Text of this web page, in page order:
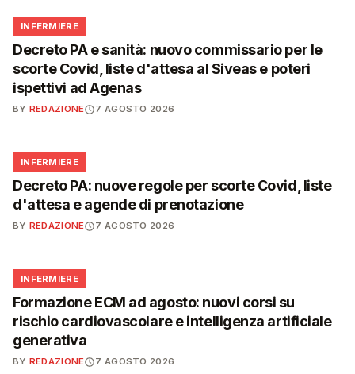
🩺
INFERMIERE
Decreto PA e sanità: nuovo commissario per le
scorte Covid, liste d'attesa al Siveas e poteri
ispettivi ad Agenas
BY REDAZIONE 7 AGOSTO 2026
🩺
INFERMIERE
Decreto PA: nuove regole per scorte Covid, liste
d'attesa e agende di prenotazione
BY REDAZIONE 7 AGOSTO 2026
🩺
INFERMIERE
Formazione ECM ad agosto: nuovi corsi su
rischio cardiovascolare e intelligenza artificiale
generativa
BY REDAZIONE 7 AGOSTO 2026